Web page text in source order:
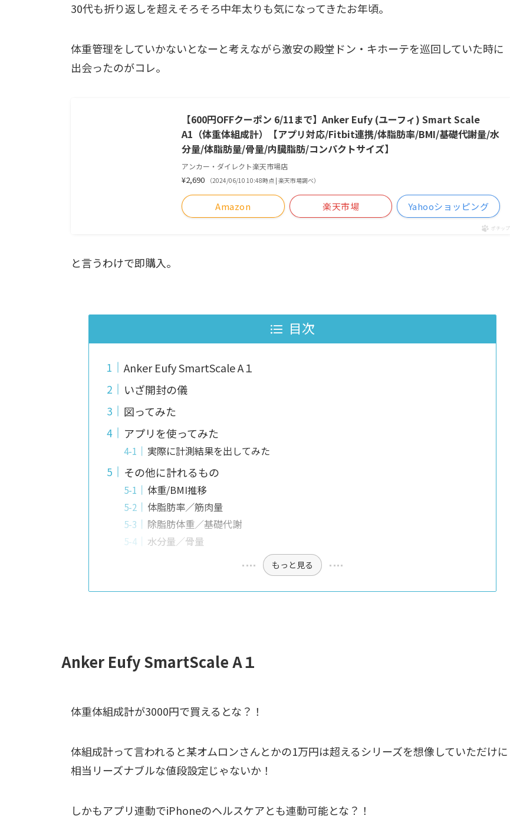
30代も折り返しを超えそろそろ中年太りも気になってきたお年頃。
体重管理をしていかないとなーと考えながら激安の殿堂ドン・キホーテを巡回していた時に
出会ったのがコレ。
【600円OFFクーポン 6/11まで】Anker Eufy (ユーフィ) Smart Scale
A1（体重体組成計）【アプリ対応/Fitbit連携/体脂肪率/BMI/基礎代謝量/水
分量/体脂肪量/骨量/内臓脂肪/コンパクトサイズ】
アンカー・ダイレクト楽天市場店
¥2,690 （2024/06/10 10:48時点 | 楽天市場調べ）
Amazon 楽天市場 Yahooショッピング
ポチップ
と言うわけで即購入。
目次
Anker Eufy SmartScale A１
いざ開封の儀
図ってみた
アプリを使ってみた
実際に計測結果を出してみた
その他に計れるもの
体重/BMI推移
体脂肪率／筋肉量
除脂肪体重／基礎代謝
水分量／骨量
もっと見る
Anker Eufy SmartScale A１
体重体組成計が3000円で買えるとな？！
体組成計って言われると某オムロンさんとかの1万円は超えるシリーズを想像していただけに
相当リーズナブルな値段設定じゃないか！
しかもアプリ連動でiPhoneのヘルスケアとも連動可能とな？！